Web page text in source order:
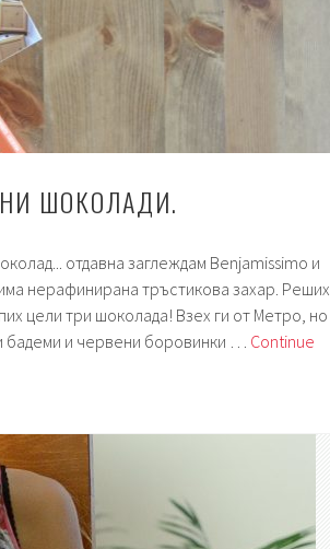
ШОКОЛАДИ.
отдавна заглеждам Benjamissimo и
нерафинирана тръстикова захар. Реших
цели три шоколада! Взех ги от Метро, но
бадеми и червени боровинки … Continue